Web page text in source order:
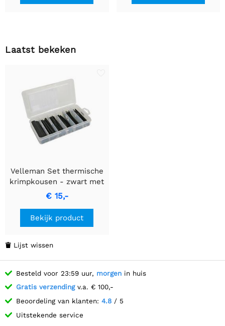
Laatst bekeken
Velleman Set thermische
krimpkousen - zwart met
lijm 10cm - 85 st. - in
opbergdoos
€ 15,-
Bekijk product
 Lijst wissen
Besteld voor 23:59 uur, morgen in huis
Gratis verzendingv.a. € 100,-
Beoordeling van klanten: 4.8 / 5
Uitstekende service